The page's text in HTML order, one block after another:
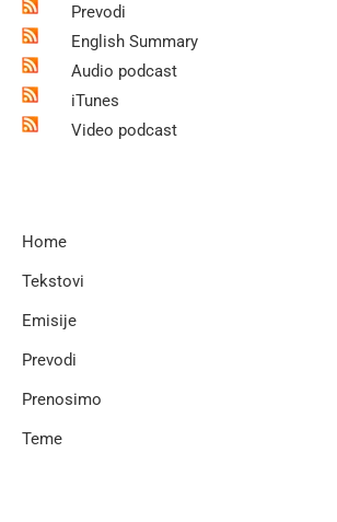
Prevodi
English Summary
Audio podcast
iTunes
Video podcast
Home
Tekstovi
Emisije
Prevodi
Prenosimo
Teme